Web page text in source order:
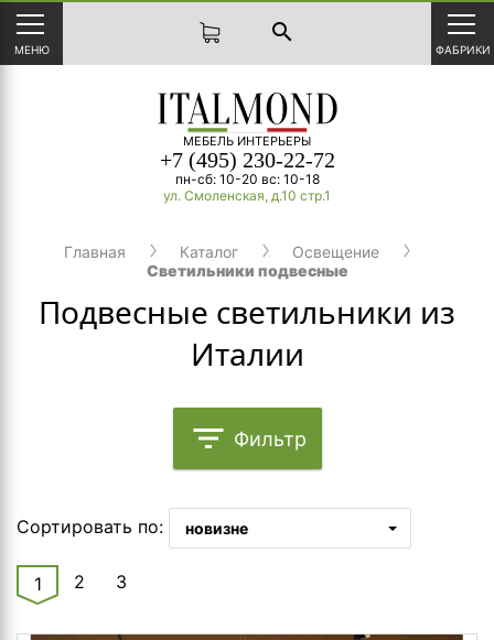
МЕНЮ
search
ФАБРИКИ
МЕБЕЛЬ ИНТЕРЬЕРЫ
+7 (495) 230-22-72
пн-сб: 10-20 вс: 10-18
ул. Смоленская, д.10 стр.1
Главная Каталог
Освещение
Светильники подвесные
Подвесные светильники из
Италии
filter_list Фильтр
Сортировать по: новизне
1 2 3